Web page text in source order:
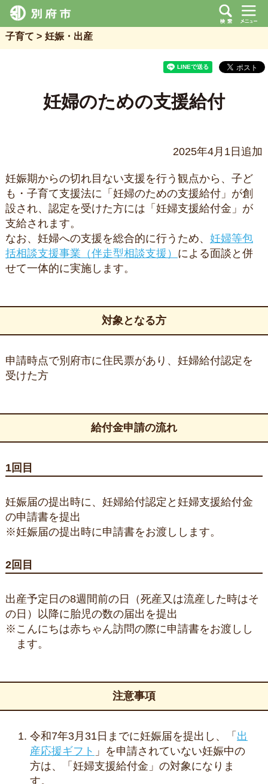
子育て 妊娠・出産
妊婦のための支援給付
2025年4月1日追加
妊娠期からの切れ目ない支援を行う観点から、子ど
も・子育て支援法に「妊婦のための支援給付」が創
設され、認定を受けた方には「妊婦支援給付金」が
支給されます。
なお、妊婦への支援を総合的に行うため、 妊婦等包
括相談支援事業（伴走型相談支援） による面談と併
せて一体的に実施します。
対象となる方
申請時点で別府市に住民票があり、妊婦給付認定を
受けた方
給付金申請の流れ
1回目
妊娠届の提出時に、妊婦給付認定と妊婦支援給付金
の申請書を提出
※妊娠届の提出時に申請書をお渡しします。
2回目
出産予定日の8週間前の日（死産又は流産した時はそ
の日）以降に胎児の数の届出を提出
※こんにちは赤ちゃん訪問の際に申請書をお渡しし
ます。
注意事項
令和7年3月31日までに妊娠届を提出し、「 出
産応援ギフト 」を申請されていない妊娠中の
方は、「妊婦支援給付金」の対象になりま
す。